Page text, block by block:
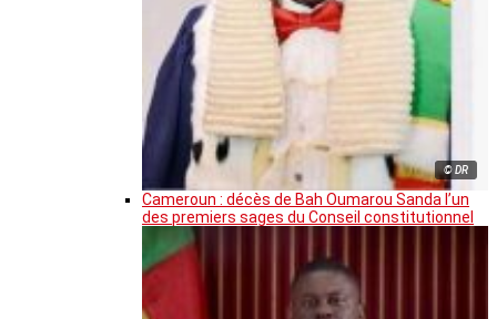
© DR
Cameroun : décès de Bah Oumarou Sanda l’un
des premiers sages du Conseil constitutionnel